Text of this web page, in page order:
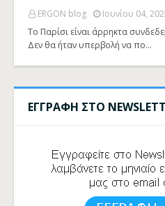
ERGON blog
Ιουνίου 04,
Το Παρίσι είναι άρρηκτα
Δεν θα ήταν υπερβολή να πο…
ΕΓΓΡΑΦΗ ΣΤΟ